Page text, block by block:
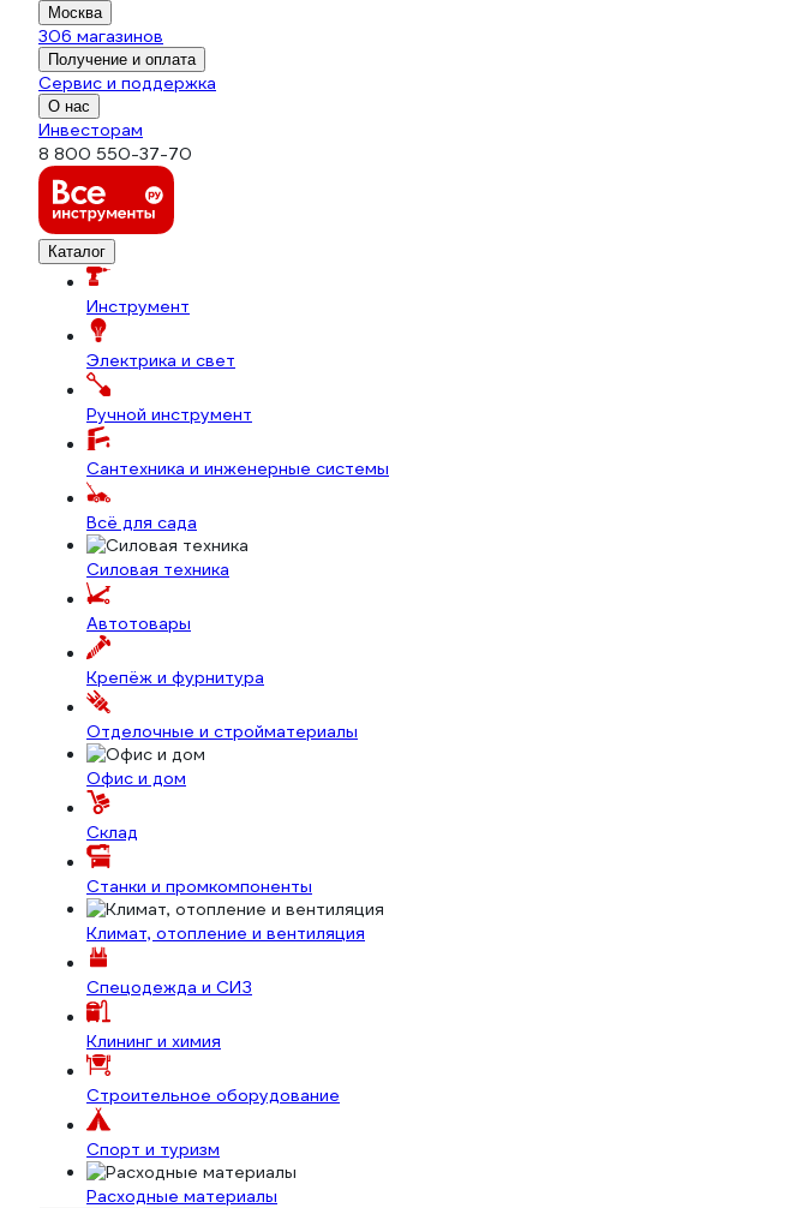
Москва
306 магазинов
Получение и оплата
Сервис и поддержка
О нас
Инвесторам
8 800 550-37-70
Каталог
Инструмент
Электрика и свет
Ручной инструмент
Сантехника и инженерные системы
Всё для сада
Силовая техника
Автотовары
Крепёж и фурнитура
Отделочные и стройматериалы
Офис и дом
Склад
Станки и промкомпоненты
Климат, отопление и вентиляция
Спецодежда и СИЗ
Клининг и химия
Строительное оборудование
Спорт и туризм
Расходные материалы